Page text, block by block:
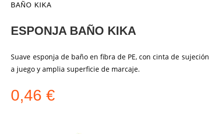
BAÑO KIKA
ESPONJA BAÑO KIKA
Suave esponja de baño en fibra de PE, con cinta de sujeción
a juego y amplia superficie de marcaje.
0,46€